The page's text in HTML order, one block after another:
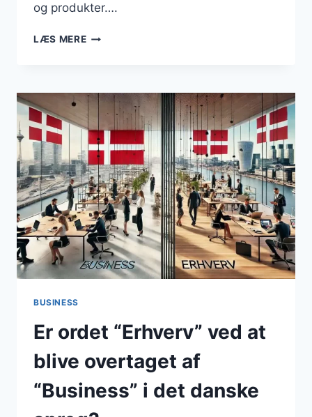
og produkter….
LÆS MEREDET
FRA
PASSION
PROFIT
BUSINESS
Er ordet “Erhverv” ved at
blive overtaget af
“Business” i det danske